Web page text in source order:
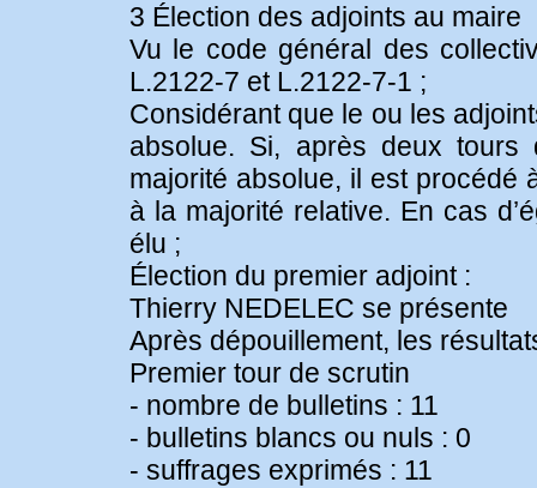
3 Élection des adjoints au maire
Vu le code général des
L.2122-7 et L.2122-7-1 ;
Considérant que le ou les
absolue. Si, après deux tours
majorité absolue, il est procédé
à la majorité relative. En cas
élu ;
Élection du premier adjoint :
Thierry NEDELEC se présente
Après dépouillement, les
Premier tour de scrutin
- nombre de bulletins : 11
- bulletins blancs ou nuls : 0
- suffrages exprimés : 11